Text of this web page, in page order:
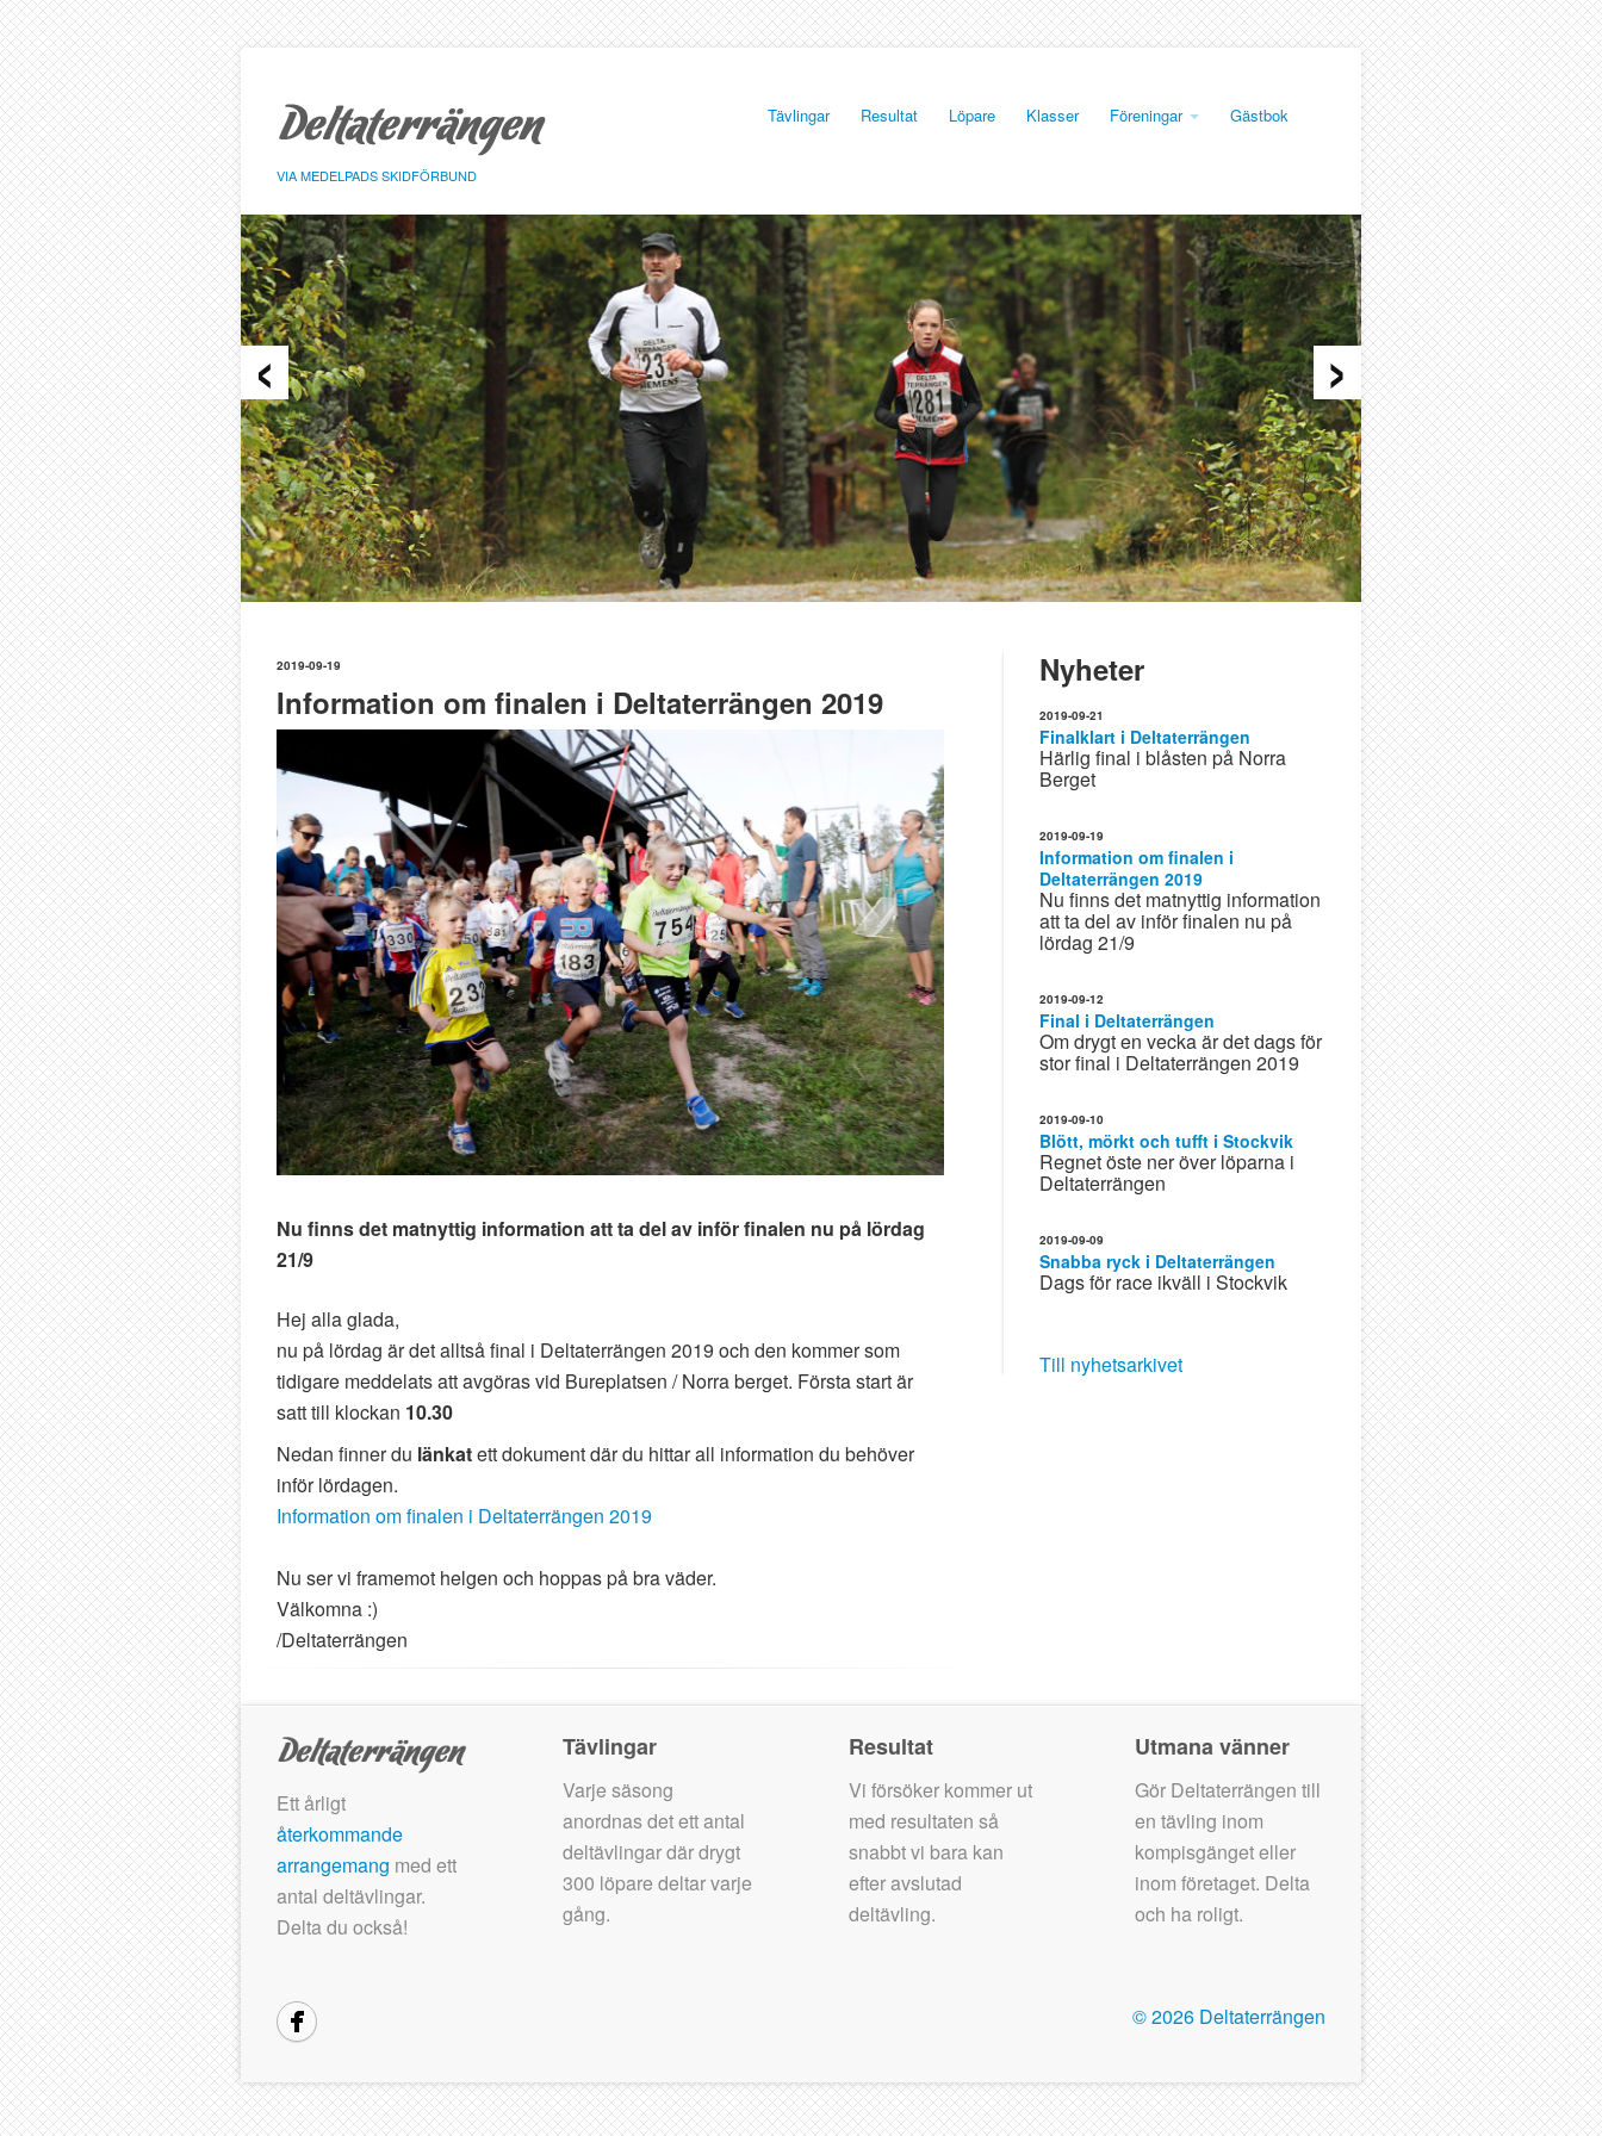
till
VIA MEDELPADS SKIDFÖRBUND
Tävlingar Resultat Löpare Klasser Föreningar Gästbok
‹ ›
2019-09-19
Information om finalen i Deltaterrängen 2019
Nu finns det matnyttig information att ta del av inför finalen nu på lördag
21/9
Hej alla glada,
nu på lördag är det alltså final i Deltaterrängen 2019 och den kommer som
tidigare meddelats att avgöras vid Bureplatsen / Norra berget. Första start är
satt till klockan 10.30
Nedan finner du länkatett dokument där du hittar all information du behöver
inför lördagen.
Information om finalen i Deltaterrängen 2019
Nu ser vi framemot helgen och hoppas på bra väder.
Välkomna :)
/Deltaterrängen
Nyheter
2019-09-21
Finalklart i Deltaterrängen
Härlig final i blåsten på Norra
Berget
2019-09-19
Information om finalen i
Deltaterrängen 2019
Nu finns det matnyttig information
att ta del av inför finalen nu på
lördag 21/9
2019-09-12
Final i Deltaterrängen
Om drygt en vecka är det dags för
stor final i Deltaterrängen 2019
2019-09-10
Blött, mörkt och tufft i Stockvik
Regnet öste ner över löparna i
Deltaterrängen
2019-09-09
Snabba ryck i Deltaterrängen
Dags för race ikväll i Stockvik
Till nyhetsarkivet
Ett årligt
återkommande
arrangemang med ett
antal deltävlingar.
Delta du också!
Tävlingar
Varje säsong
anordnas det ett antal
deltävlingar där drygt
300 löpare deltar varje
gång.
Resultat
Vi försöker kommer ut
med resultaten så
snabbt vi bara kan
efter avslutad
deltävling.
Utmana vänner
Gör Deltaterrängen till
en tävling inom
kompisgänget eller
inom företaget. Delta
och ha roligt.
©2026 Deltaterrängen